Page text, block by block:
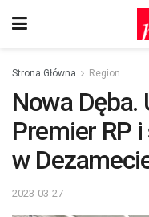
Strona Główna Region
Nowa Dęba.
Premier RP
w
2023-03-27